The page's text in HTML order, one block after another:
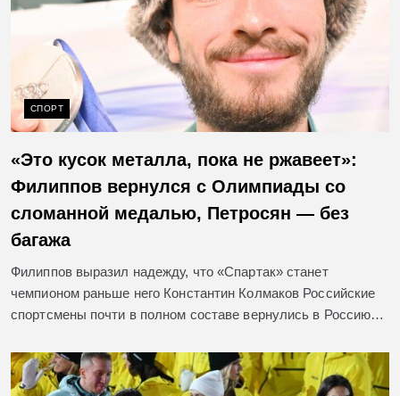
СПОРТ
«Это кусок металла, пока не ржавеет»:
Филиппов вернулся с Олимпиады со
сломанной медалью, Петросян — без
багажа
Филиппов выразил надежду, что «Спартак» станет
чемпионом раньше него Константин Колмаков Российские
спортсмены почти в полном составе вернулись в Россию…